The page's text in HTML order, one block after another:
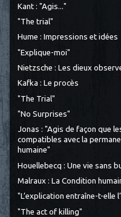
Kant : "Agis..."
"The trial"
Hume : Impressions et idées
"Explique-moi"
Nietzsche : Les dieux
Kafka : Le procès
"The Trial"
"No Surprises"
Jonas : "Agis de façon que
compatibles avec la
humaine"
Houellebecq : Une vie sans
Malraux : La Condition
"L’explication entraîne-t-elle
"The act of killing"